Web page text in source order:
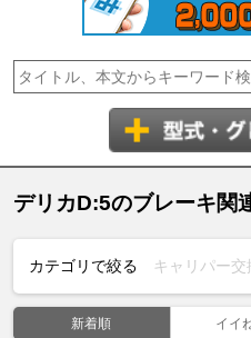
デリカD:5のブレーキ関
カテゴリで絞る キャリパー交
新着順 イイ